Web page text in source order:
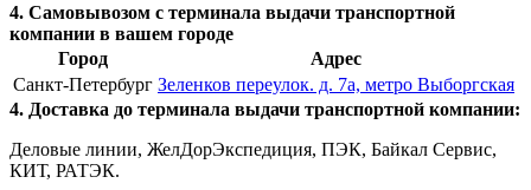
4. Самовывозом с терминала выдачи транспортной
компании в вашем городе
Город
Адрес
Санкт-Петербург Зеленков переулок. д. 7а, метро Выборгская
4. Доставка до терминала выдачи транспортной компании:
Деловые линии, ЖелДорЭкспедиция, ПЭК, Байкал Сервис,
КИТ, РАТЭК.